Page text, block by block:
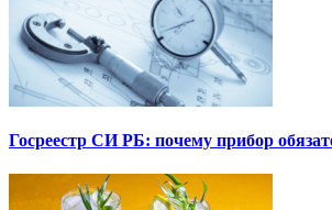
Госреестр СИ РБ: почему прибор